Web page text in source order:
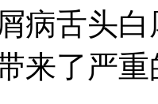
病舌头
来了严